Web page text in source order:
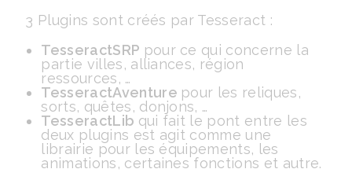
3 Plugins sont créés par Tesseract :
TesseractSRP pour ce qui concerne la
partie villes, alliances, région
ressources, …
TesseractAventure pour les reliques,
sorts, quêtes, donjons, …
TesseractLib qui fait le pont entre les
deux plugins est agit comme une
librairie pour les équipements, les
animations, certaines fonctions et autre.